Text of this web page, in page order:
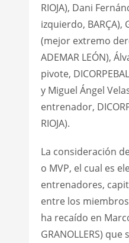
RIOJA), Dani
izquierdo, BARÇA),
(mejor extremo
ADEMAR LEÓN),
pivote,
y Miguel Ángel
entrenador,
RIOJA).
La consideración
o MVP, el cual es
entrenadores,
entre los
ha recaído en
GRANOLLERS)